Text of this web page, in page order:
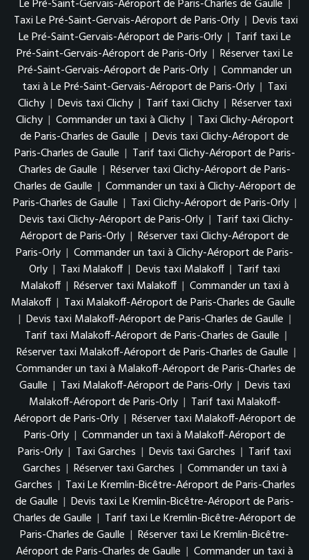
Le Pré-Saint-Gervais-Aéroport de Paris-Charles de Gaulle |
Taxi Le Pré-Saint-Gervais-Aéroport de Paris-Orly | Devis taxi
Le Pré-Saint-Gervais-Aéroport de Paris-Orly | Tarif taxi Le
Pré-Saint-Gervais-Aéroport de Paris-Orly | Réserver taxi Le
Pré-Saint-Gervais-Aéroport de Paris-Orly | Commander un
taxi à Le Pré-Saint-Gervais-Aéroport de Paris-Orly | Taxi
Clichy | Devis taxi Clichy | Tarif taxi Clichy | Réserver taxi
Clichy | Commander un taxi à Clichy | Taxi Clichy-Aéroport
de Paris-Charles de Gaulle | Devis taxi Clichy-Aéroport de
Paris-Charles de Gaulle | Tarif taxi Clichy-Aéroport de Paris-
Charles de Gaulle | Réserver taxi Clichy-Aéroport de Paris-
Charles de Gaulle | Commander un taxi à Clichy-Aéroport de
Paris-Charles de Gaulle | Taxi Clichy-Aéroport de Paris-Orly |
Devis taxi Clichy-Aéroport de Paris-Orly | Tarif taxi Clichy-
Aéroport de Paris-Orly | Réserver taxi Clichy-Aéroport de
Paris-Orly | Commander un taxi à Clichy-Aéroport de Paris-
Orly | Taxi Malakoff | Devis taxi Malakoff | Tarif taxi
Malakoff | Réserver taxi Malakoff | Commander un taxi à
Malakoff | Taxi Malakoff-Aéroport de Paris-Charles de Gaulle
| Devis taxi Malakoff-Aéroport de Paris-Charles de Gaulle |
Tarif taxi Malakoff-Aéroport de Paris-Charles de Gaulle |
Réserver taxi Malakoff-Aéroport de Paris-Charles de Gaulle |
Commander un taxi à Malakoff-Aéroport de Paris-Charles de
Gaulle | Taxi Malakoff-Aéroport de Paris-Orly | Devis taxi
Malakoff-Aéroport de Paris-Orly | Tarif taxi Malakoff-
Aéroport de Paris-Orly | Réserver taxi Malakoff-Aéroport de
Paris-Orly | Commander un taxi à Malakoff-Aéroport de
Paris-Orly | Taxi Garches | Devis taxi Garches | Tarif taxi
Garches | Réserver taxi Garches | Commander un taxi à
Garches | Taxi Le Kremlin-Bicêtre-Aéroport de Paris-Charles
de Gaulle | Devis taxi Le Kremlin-Bicêtre-Aéroport de Paris-
Charles de Gaulle | Tarif taxi Le Kremlin-Bicêtre-Aéroport de
Paris-Charles de Gaulle | Réserver taxi Le Kremlin-Bicêtre-
Aéroport de Paris-Charles de Gaulle | Commander un taxi à